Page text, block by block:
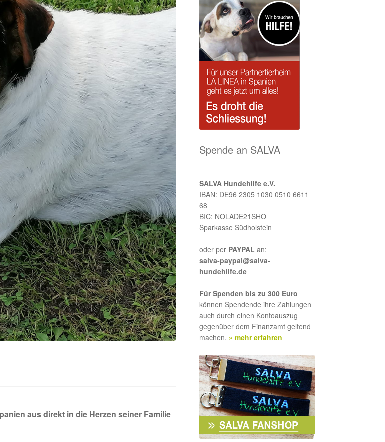
aus direkt in die Herzen seiner Familie
Spende an SALVA
SALVA Hundehilfe e.V.
IBAN: DE96 2305 1030 0510 6611
68
BIC: NOLADE21SHO
Sparkasse Südholstein
oder per PAYPAL an:
salva-paypal@salva-
hundehilfe.de
Für Spenden bis zu 300 Euro
können Spendende ihre Zahlungen
auch durch einen Kontoauszug
gegenüber dem Finanzamt geltend
machen. » mehr erfahren